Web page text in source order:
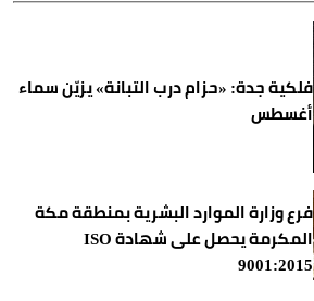
فلكية جدة: «حزام درب التبانة» يزيّن سماء
أغسطس
فرع وزارة الموارد البشرية بمنطقة مكة
المكرمة يحصل على شهادة ISO
9001:2015